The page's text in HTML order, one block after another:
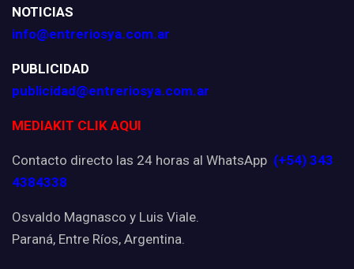
NOTICIAS
info@entreriosya.com.ar
PUBLICIDAD
publicidad@entreriosya.com.ar
MEDIAKIT CLIK AQUI
Contacto directo las 24 horas al WhatsApp (+54) 343
4384338
Osvaldo Magnasco y Luis Viale.
Paraná, Entre Ríos, Argentina.